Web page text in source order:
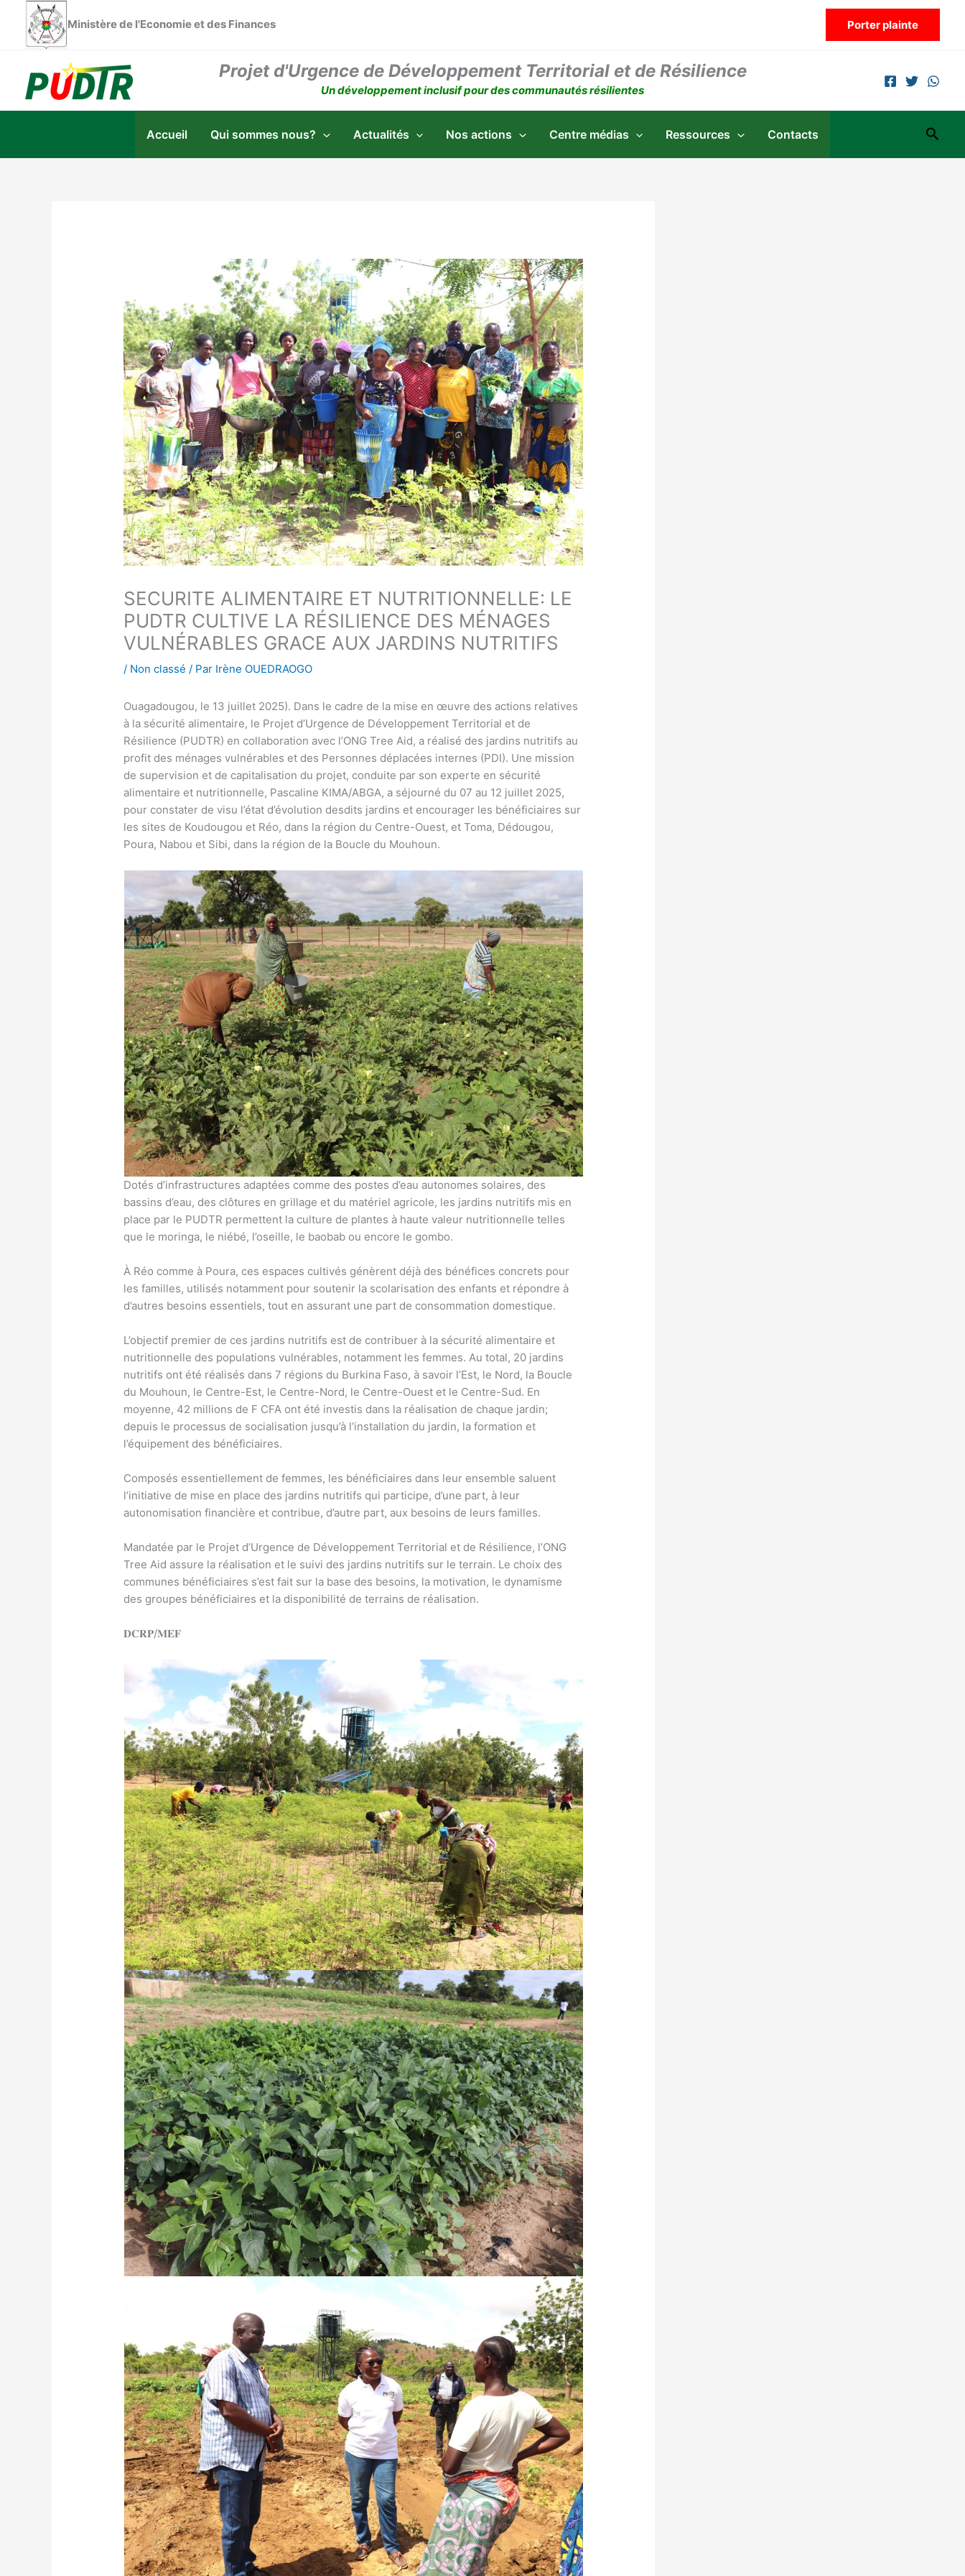
contenu
Ministère de l'Economie et des Finances Porter plainte
Projet d'Urgence de Développement Territorial et de Résilience
Un développement inclusif pour des communautés résilientes
Accueil Qui sommes nous? Actualités Nos actions Centre médias Ressources Contacts
SECURITE ALIMENTAIRE ET NUTRITIONNELLE: LE
PUDTR CULTIVE LA RÉSILIENCE DES MÉNAGES
VULNÉRABLES GRACE AUX JARDINS NUTRITIFS
/ Non classé / Par Irène OUEDRAOGO
Ouagadougou, le 13 juillet 2025). Dans le cadre de la mise en œuvre des actions relatives
à la sécurité alimentaire, le Projet d’Urgence de Développement Territorial et de
Résilience (PUDTR) en collaboration avec l’ONG Tree Aid, a réalisé des jardins nutritifs au
profit des ménages vulnérables et des Personnes déplacées internes (PDI). Une mission
de supervision et de capitalisation du projet, conduite par son experte en sécurité
alimentaire et nutritionnelle, Pascaline KIMA/ABGA, a séjourné du 07 au 12 juillet 2025,
pour constater de visu l’état d’évolution desdits jardins et encourager les bénéficiaires sur
les sites de Koudougou et Réo, dans la région du Centre-Ouest, et Toma, Dédougou,
Poura, Nabou et Sibi, dans la région de la Boucle du Mouhoun.
Dotés d’infrastructures adaptées comme des postes d’eau autonomes solaires, des
bassins d’eau, des clôtures en grillage et du matériel agricole, les jardins nutritifs mis en
place par le PUDTR permettent la culture de plantes à haute valeur nutritionnelle telles
que le moringa, le niébé, l’oseille, le baobab ou encore le gombo.
À Réo comme à Poura, ces espaces cultivés génèrent déjà des bénéfices concrets pour
les familles, utilisés notamment pour soutenir la scolarisation des enfants et répondre à
d’autres besoins essentiels, tout en assurant une part de consommation domestique.
L’objectif premier de ces jardins nutritifs est de contribuer à la sécurité alimentaire et
nutritionnelle des populations vulnérables, notamment les femmes. Au total, 20 jardins
nutritifs ont été réalisés dans 7 régions du Burkina Faso, à savoir l’Est, le Nord, la Boucle
du Mouhoun, le Centre-Est, le Centre-Nord, le Centre-Ouest et le Centre-Sud. En
moyenne, 42 millions de F CFA ont été investis dans la réalisation de chaque jardin;
depuis le processus de socialisation jusqu’à l’installation du jardin, la formation et
l’équipement des bénéficiaires.
Composés essentiellement de femmes, les bénéficiaires dans leur ensemble saluent
l’initiative de mise en place des jardins nutritifs qui participe, d’une part, à leur
autonomisation financière et contribue, d’autre part, aux besoins de leurs familles.
Mandatée par le Projet d’Urgence de Développement Territorial et de Résilience, l’ONG
Tree Aid assure la réalisation et le suivi des jardins nutritifs sur le terrain. Le choix des
communes bénéficiaires s’est fait sur la base des besoins, la motivation, le dynamisme
des groupes bénéficiaires et la disponibilité de terrains de réalisation.
𝐃𝐂𝐑𝐏/𝐌𝐄𝐅